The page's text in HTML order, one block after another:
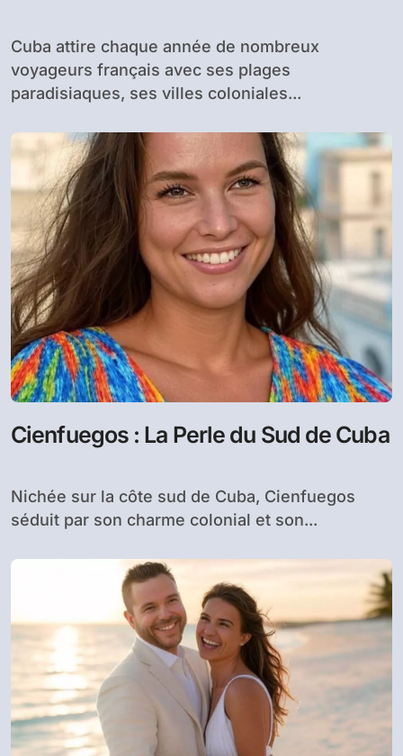
Cuba attire chaque année de nombreux
voyageurs français avec ses plages
paradisiaques, ses villes coloniales...
Cienfuegos : La Perle du Sud de Cuba
Nichée sur la côte sud de Cuba, Cienfuegos
séduit par son charme colonial et son...